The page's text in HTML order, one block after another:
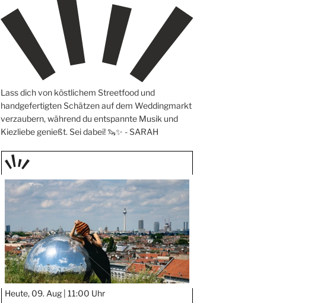
Lass dich von köstlichem Streetfood und
handgefertigten Schätzen auf dem Weddingmarkt
verzaubern, während du entspannte Musik und
Kiezliebe genießt. Sei dabei! 🦦✨ -SARAH
TAGE
STIPP
Heute, 09. Aug | 11:00 Uhr